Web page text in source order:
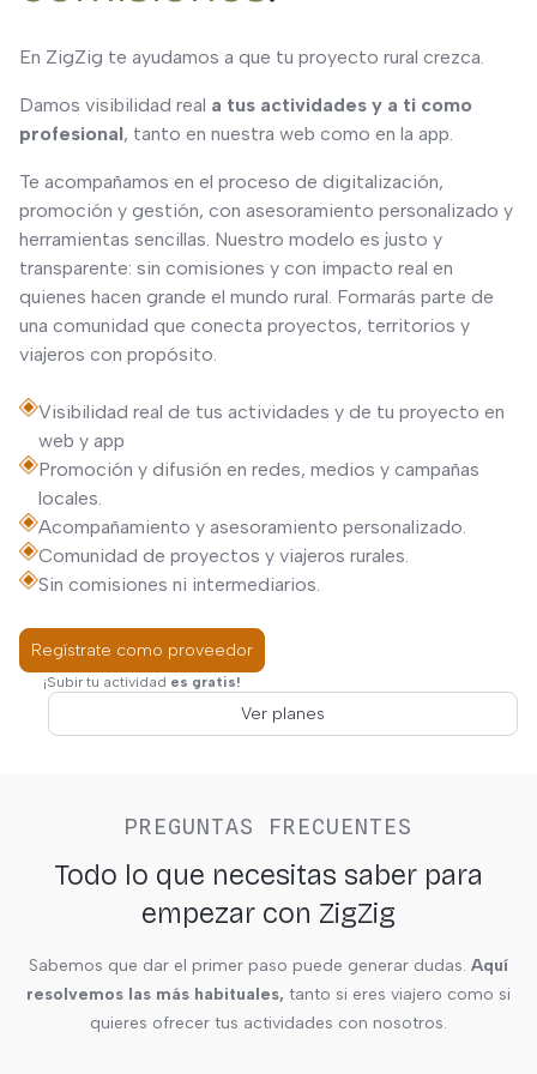
En ZigZig te ayudamos a que tu proyecto rural crezca.
Damos visibilidad real a tus actividades y a ti como
profesional, tanto en nuestra web como en la app.
Te acompañamos en el proceso de digitalización,
promoción y gestión, con asesoramiento personalizado y
herramientas sencillas. Nuestro modelo es justo y
transparente: sin comisiones y con impacto real en
quienes hacen grande el mundo rural. Formarás parte de
una comunidad que conecta proyectos, territorios y
viajeros con propósito.
Visibilidad real de tus actividades y de tu proyecto en
web y app
Promoción y difusión en redes, medios y campañas
locales.
Acompañamiento y asesoramiento personalizado.
Comunidad de proyectos y viajeros rurales.
Sin comisiones ni intermediarios.
Regístrate como proveedor
¡Subir tu actividad es gratis!
Ver planes
PREGUNTAS FRECUENTES
Todo lo que necesitas saber para
empezar con ZigZig
Sabemos que dar el primer paso puede generar dudas. Aquí
resolvemos las más habituales, tanto si eres viajero como si
quieres ofrecer tus actividades con nosotros.